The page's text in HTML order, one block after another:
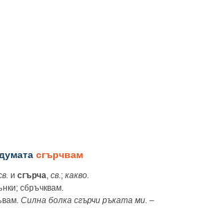
сгърчвам
и сгърча, св.; какво.
сбръчквам.
Силна болка сгърчи ръката ми. –